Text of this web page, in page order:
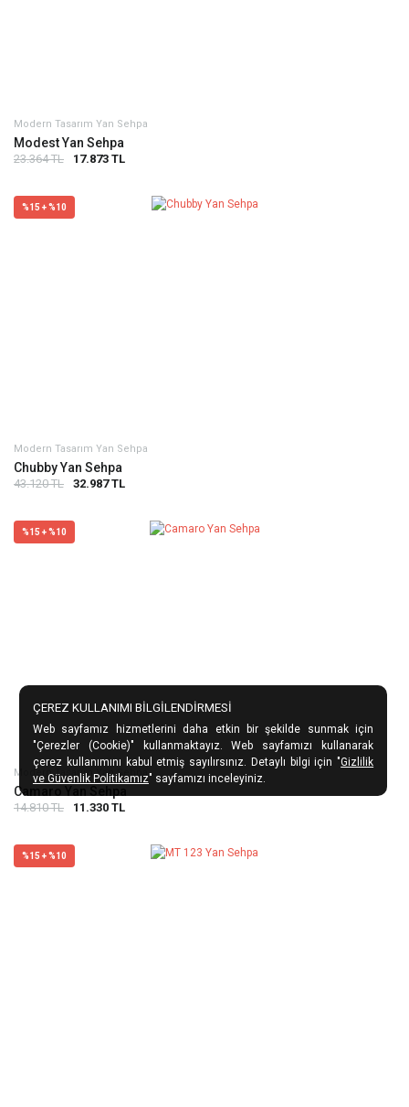
Modern Tasarım Yan Sehpa
Modest Yan Sehpa
23.364 TL 17.873 TL
%15 + %10
Modern Tasarım Yan Sehpa
Chubby Yan Sehpa
43.120 TL 32.987 TL
%15 + %10
Modern Tasarım Yan Sehpa
Camaro Yan Sehpa
14.810 TL 11.330 TL
%15 + %10
ÇEREZ KULLANIMI BİLGİLENDİRMESİ
Web sayfamız hizmetlerini daha etkin bir şekilde sunmak için
"Çerezler (Cookie)" kullanmaktayız. Web sayfamızı kullanarak
çerez kullanımını kabul etmiş sayılırsınız. Detaylı bilgi için "Gizlilik
ve Güvenlik Politikamız" sayfamızı inceleyiniz.